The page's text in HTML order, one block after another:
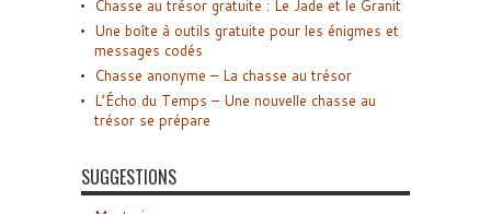
Chasse au trésor gratuite : Le Jade et le Granit
Une boîte à outils gratuite pour les énigmes et
messages codés
Chasse anonyme – La chasse au trésor
L’Écho du Temps – Une nouvelle chasse au
trésor se prépare
SUGGESTIONS